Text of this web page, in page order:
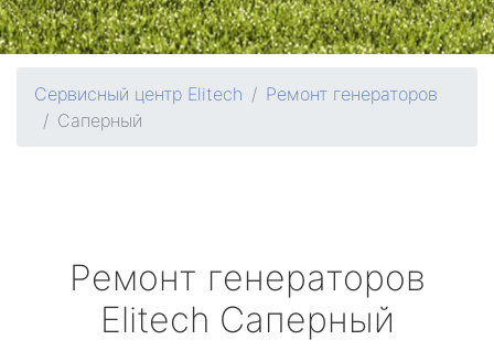
Сервисный центр Elitech
Ремонт генераторов
Саперный
Ремонт генераторов
Elitech Саперный